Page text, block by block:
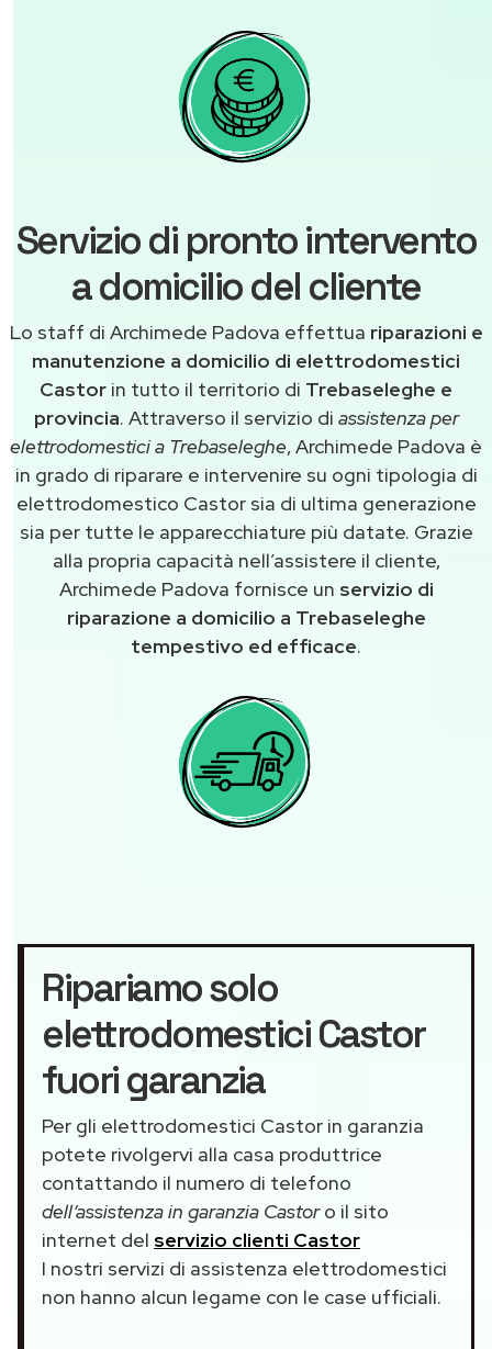
Servizio di pronto intervento
a domicilio del cliente
Lo staff di Archimede Padova effettua riparazioni e
manutenzione a domicilio di elettrodomestici
Castor in tutto il territorio di Trebaseleghe e
provincia. Attraverso il servizio di assistenza per
elettrodomestici a Trebaseleghe, Archimede Padova è
in grado di riparare e intervenire su ogni tipologia di
elettrodomestico Castor sia di ultima generazione
sia per tutte le apparecchiature più datate. Grazie
alla propria capacità nell’assistere il cliente,
Archimede Padova fornisce un servizio di
riparazione a domicilio a Trebaseleghe
tempestivo ed efficace.
Ripariamo solo
elettrodomestici Castor
fuori garanzia
Per gli elettrodomestici Castor in garanzia
potete rivolgervi alla casa produttrice
contattando il numero di telefono
dell’assistenza in garanzia Castoro il sito
internet del servizio clienti Castor
I nostri servizi di assistenza elettrodomestici
non hanno alcun legame con le case ufficiali.